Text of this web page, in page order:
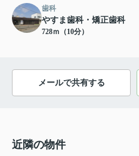
歯科
やすま歯科・矯正歯科
728ｍ（10分）
メールで共有する
近隣の物件